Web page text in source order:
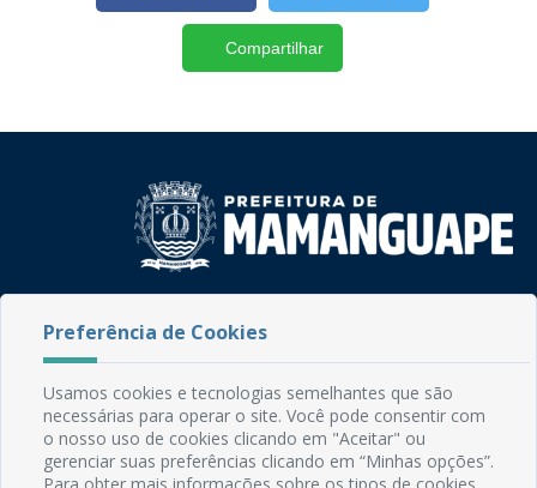
Compartilhar
CEP: 58.280-000 - Mamanguape/PB
Fone: (83) 3292-2246
Email: comunicacao@mamanguape.pb.gov.br
Expediente: Segunda à Sexta, das 08h às 13h
Mapa do Site
Preferência de Cookies
Usamos cookies e tecnologias semelhantes que são
necessárias para operar o site. Você pode consentir com
o nosso uso de cookies clicando em "Aceitar" ou
gerenciar suas preferências clicando em “Minhas opções”.